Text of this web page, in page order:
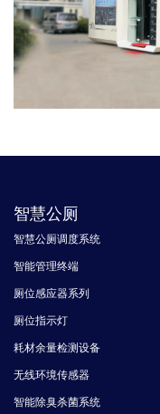
智慧公厕
智慧公厕调度系统
智能管理终端
厕位感应器系列
厕位指示灯
耗材余量检测设备
无线环境传感器
智能除臭杀菌系统